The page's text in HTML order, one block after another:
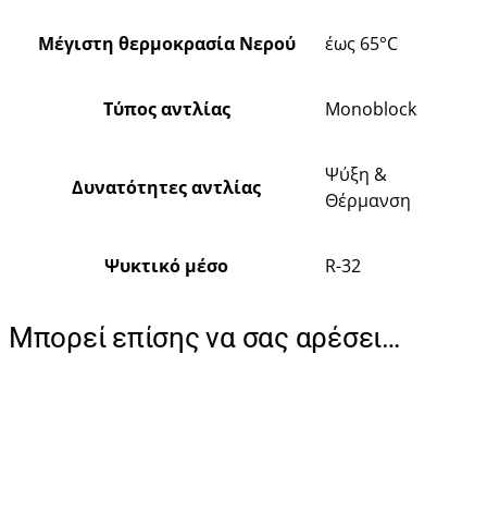
Μέγιστη θερμοκρασία Νερού έως 65°C
Τύπος αντλίας Monoblock
Δυνατότητες αντλίας
Ψύξη &
Θέρμανση
Ψυκτικό μέσο R-32
Μπορεί επίσης να σας αρέσει…